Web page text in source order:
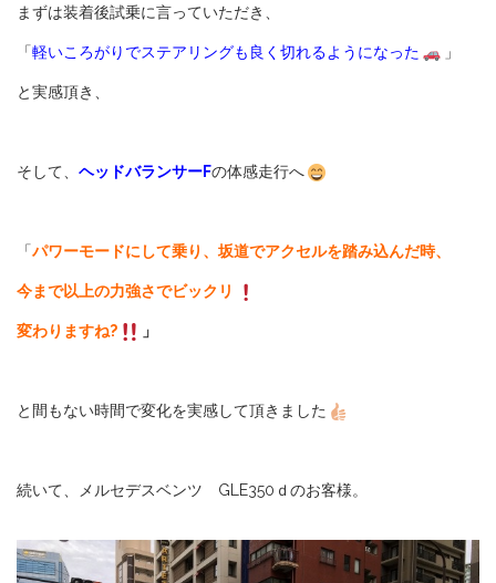
まずは装着後試乗に言っていただき、
「軽いころがりでステアリングも良く切れるようになった 」
と実感頂き、
そして、 ヘッドバランサーFの体感走行へ
「パワーモードにして乗り、坂道でアクセルを踏み込んだ時、
今まで以上の力強さでビックリ
変わりますね? 」
と間もない時間で変化を実感して頂きました
続いて、メルセデスベンツ GLE350ｄのお客様。